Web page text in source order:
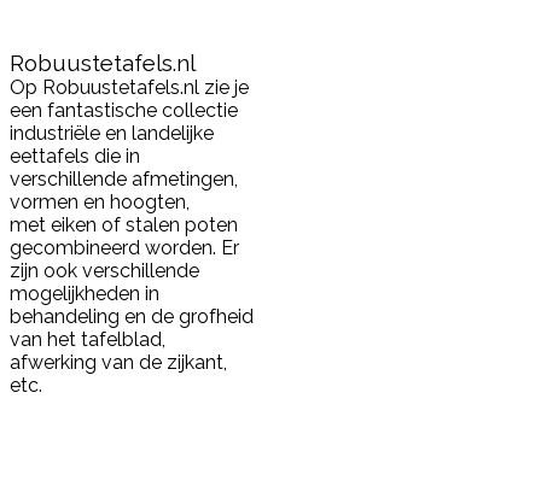
Robuustetafels.nl
Op Robuustetafels.nl zie je
een fantastische collectie
industriële en landelijke
eettafels die in
verschillende afmetingen,
vormen en hoogten,
met eiken of stalen poten
gecombineerd worden. Er
zijn ook verschillende
mogelijkheden in
behandeling en de grofheid
van het tafelblad,
afwerking van de zijkant,
etc.